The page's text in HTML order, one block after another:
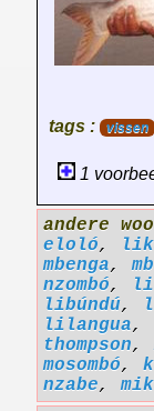
tags : vissen
1
andere
eloló,
mbenga,
nzombó,
libúndú,
lilangua,
thompson,
mosombó,
nzabe,